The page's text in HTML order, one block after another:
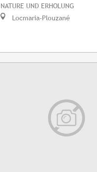
NATURE UND ERHOLUNG
Locmaria-Plouzané